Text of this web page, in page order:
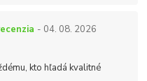
- 04. 08. 2026
kto hľadá kvalitné